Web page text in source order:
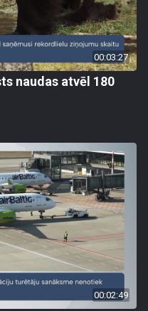
00:03:27
naudas atvēl 180
00:02:49